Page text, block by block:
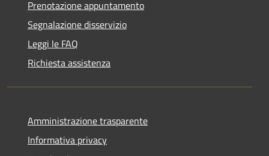
Prenotazione appuntamento
Segnalazione disservizio
Leggi le FAQ
Richiesta assistenza
Amministrazione trasparente
Informativa privacy